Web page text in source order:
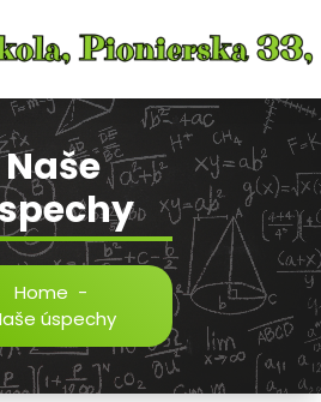
Naše
Home -
úspechy